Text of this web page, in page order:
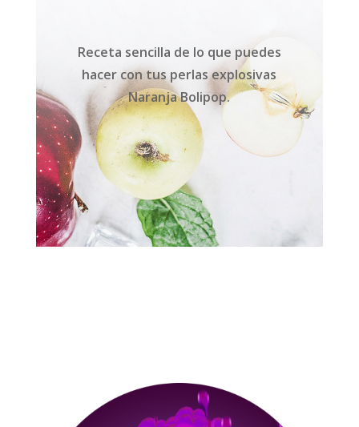
Receta sencilla de lo que puedes
hacer con tus perlas explosivas
Naranja Bolipop.